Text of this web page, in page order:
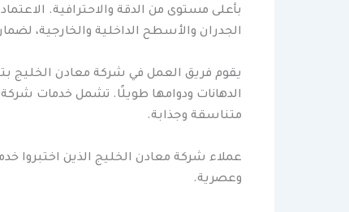
بأعلى مستوى من الدقة والاحترافية.
الجدران والأسطح الداخلية والخارجية،
يقوم فريق العمل في شركة معادن الخليج
الدهانات ودوامها طويلًا. تشمل خدمات
متناسقة وجذابة.
عملاء شركة معادن الخليج الذين اختبروا
وعصرية.